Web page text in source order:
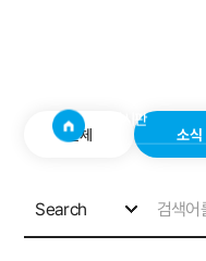
소통게시판
전체 소식
Search